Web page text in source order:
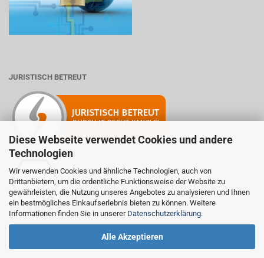
Diese Webseite verwendet Cookies und andere
Technologien
Wir verwenden Cookies und ähnliche Technologien, auch von
Drittanbietern, um die ordentliche Funktionsweise der Website zu
gewährleisten, die Nutzung unseres Angebotes zu analysieren und Ihnen
ein bestmögliches Einkaufserlebnis bieten zu können. Weitere
Informationen finden Sie in unserer Datenschutzerklärung.
Alle Akzeptieren
JURISTISCH BETREUT
Mitglied der Initiative "Fairness im Handel".
Informationen zur Initiative:
https://www.fairness-im-handel.de